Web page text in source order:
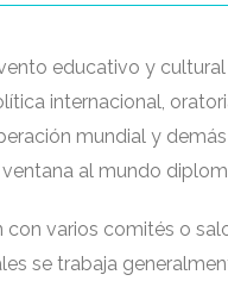
educativo y
internacional,
mundial y
ventana al mundo
con varios comités o
se trabaja